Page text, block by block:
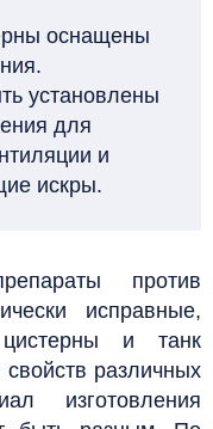
оснащены
установлены
для
и
искры.
против
исправные,
цистерны и танк
различных
изготовления